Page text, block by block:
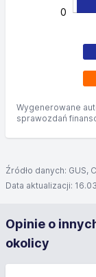
0
Wygenerowane
sprawozdań
Źródło danych: GUS,
Data aktualizacji:
Opinie o
okolicy